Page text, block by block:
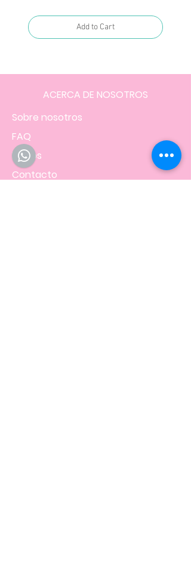
Add to Cart
ACERCA DE NOSOTROS
Sobre nosotros
FAQ
Envíos
Contacto